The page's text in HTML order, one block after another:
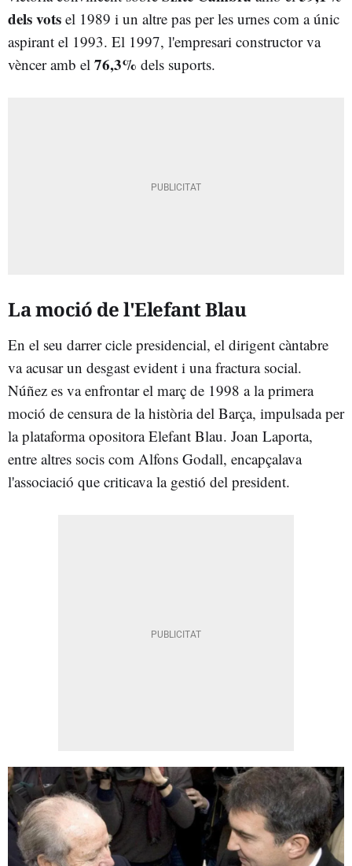
dels vots el 1989 i un altre pas per les urnes com a únic
aspirant el 1993. El 1997, l'empresari constructor va
vèncer amb el 76,3% dels suports.
La moció de l'Elefant Blau
En el seu darrer cicle presidencial, el dirigent càntabre
va acusar un desgast evident i una fractura social.
Núñez es va enfrontar el març de 1998 a la primera
moció de censura de la història del Barça, impulsada per
la plataforma opositora Elefant Blau. Joan Laporta,
entre altres socis com Alfons Godall, encapçalava
l'associació que criticava la gestió del president.